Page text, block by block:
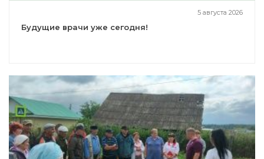
5 августа 2026
Будущие врачи уже сегодня!